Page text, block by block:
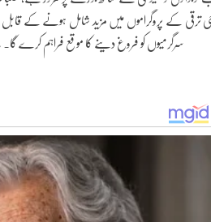
ترقی کے پروگراموں میں مزید شامل ہونے کے قابل
سرگرمیوں کو فروغ دینے کا موقع فراہم کرے گا۔